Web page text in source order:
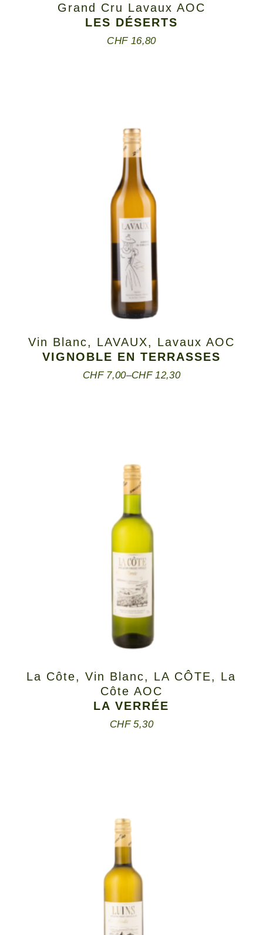
Grand Cru Lavaux AOC
LES DÉSERTS
CHF16,80
Vin Blanc, LAVAUX, Lavaux AOC
VIGNOBLE EN TERRASSES
CHF7,00–CHF12,30
La Côte,Vin Blanc, LA CÔTE, La
Côte AOC
LA VERRÉE
CHF5,30